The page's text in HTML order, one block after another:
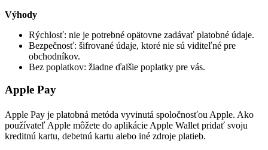
Výhody
Rýchlosť: nie je potrebné opätovne zadávať platobné údaje.
Bezpečnosť: šifrované údaje, ktoré nie sú viditeľné pre
obchodníkov.
Bez poplatkov: žiadne ďalšie poplatky pre vás.
Apple Pay
Apple Pay je platobná metóda vyvinutá spoločnosťou Apple. Ako
používateľ Apple môžete do aplikácie Apple Wallet pridať svoju
kreditnú kartu, debetnú kartu alebo iné zdroje platieb.